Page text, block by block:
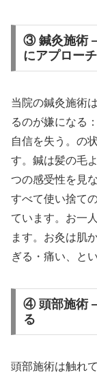
③ 鍼灸施術
にアプローチ
当院の鍼灸施術
るのが嫌になる
自信を失う。の
す。鍼は髪の毛
つの感受性を見
すべて使い捨て
ています。お一
ます。お灸は肌
ぎる・痛い、と
④ 頭部施術
る
頭部施術は触れ